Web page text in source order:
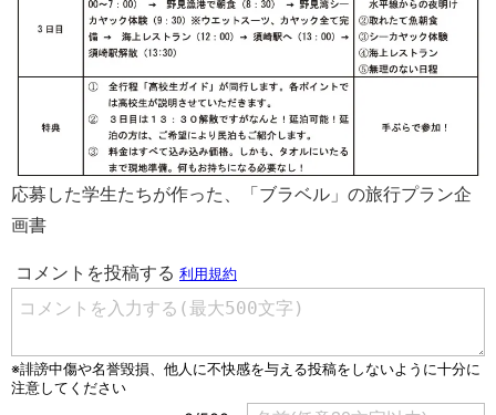
応募した学生たちが作った、「ブラベル」の旅行プラン企
画書